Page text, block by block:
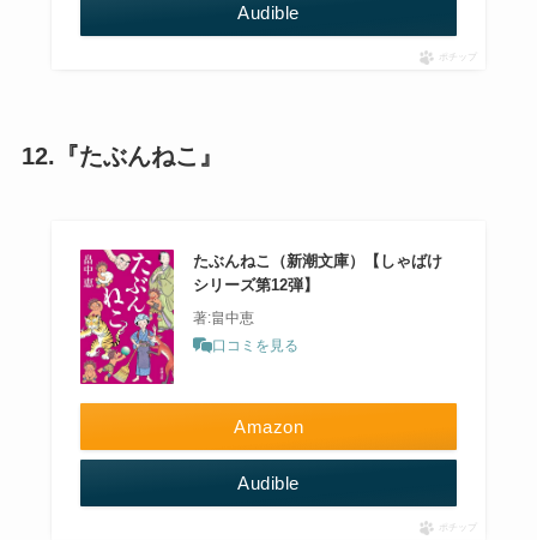
Audible
ポチップ
12.『たぶんねこ』
たぶんねこ（新潮文庫）【しゃばけ
シリーズ第12弾】
著:畠中恵
口コミを見る
Amazon
Audible
ポチップ